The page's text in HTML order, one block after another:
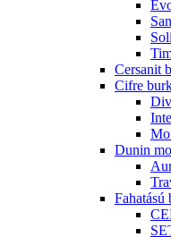
Cersanit
Cifre
Dunin
Fahatású